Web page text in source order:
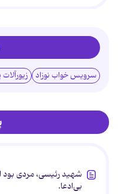
سرویس خواب نوزاد زیورآلات
شهید رئیسی، مردی بود
بی‌ادعا.